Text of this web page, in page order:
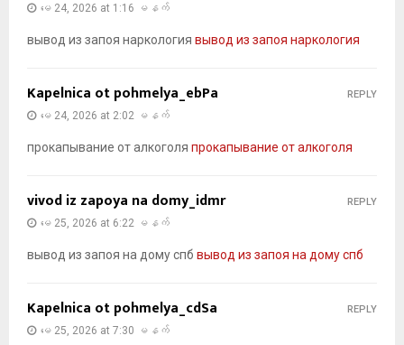
မေ 24, 2026 at 1:16 မနက်
вывод из запоя наркология вывод из запоя наркология
Kapelnica ot pohmelya_ebPa
မေ 24, 2026 at 2:02 မနက်
прокапывание от алкоголя прокапывание от алкоголя
REPLY
vivod iz zapoya na domy_idmr
မေ 25, 2026 at 6:22 မနက်
вывод из запоя на дому спб вывод из запоя на дому спб
REPLY
Kapelnica ot pohmelya_cdSa
မေ 25, 2026 at 7:30 မနက်
REPLY